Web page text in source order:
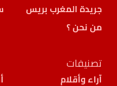
جريدة المغرب بريس
من نحن ؟
تصنيفات
آراء وأقلام